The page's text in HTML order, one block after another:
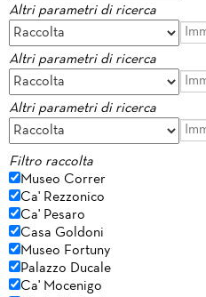
Altri parametri di ricerca
Altri parametri di ricerca
Altri parametri di ricerca
Filtro raccolta
Museo Correr
Ca' Rezzonico
Ca' Pesaro
Casa Goldoni
Museo Fortuny
Palazzo Ducale
Ca' Mocenigo